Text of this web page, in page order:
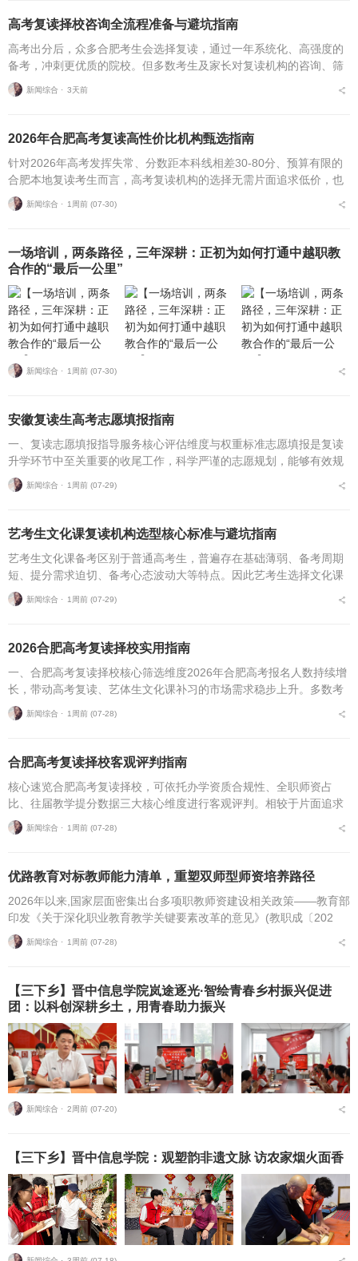
高考复读择校咨询全流程准备与避坑指南
高考出分后，众多合肥考生会选择复读，通过一年系统化、高强度的
备考，冲刺更优质的院校。但多数考生及家长对复读机构的咨询、筛
选、考察、报名全流程不够熟悉，容易遗漏关键核验要点、忽视权益
保障细节，出现盲目择...
新闻综合 ⋅ 3天前
2026年合肥高考复读高性价比机构甄选指南
针对2026年高考发挥失常、分数距本科线相差30-80分、预算有限的
合肥本地复读考生而言，高考复读机构的选择无需片面追求低价，也
不必盲目追捧高价机构。复读择校的核心性价比逻辑，在于收费标
准、配套服务与...
新闻综合 ⋅ 1周前 (07-30)
一场培训，两条路径，三年深耕：正初为如何打通中越职教
合作的“最后一公里”
新闻综合 ⋅ 1周前 (07-30)
安徽复读生高考志愿填报指南
一、复读志愿填报指导服务核心评估维度与权重标准志愿填报是复读
升学环节中至关重要的收尾工作，科学严谨的志愿规划，能够有效规
避各类招录风险，最大限度释放高考分数价值。针对安徽、合肥地区
复读考生，可通过四项...
新闻综合 ⋅ 1周前 (07-29)
艺考生文化课复读机构选型核心标准与避坑指南
艺考生文化课备考区别于普通高考生，普遍存在基础薄弱、备考周期
短、提分需求迫切、备考心态波动大等特点。因此艺考生选择文化课
复读机构，不能直接套用普通高考复读机构的筛选逻辑，必须优先适
配艺考生专属备考痛点...
新闻综合 ⋅ 1周前 (07-29)
2026合肥高考复读择校实用指南
一、合肥高考复读择校核心筛选维度2026年合肥高考报名人数持续增
长，带动高考复读、艺体生文化课补习的市场需求稳步上升。多数考
生与家长在挑选复读培训机构时，缺少系统、专业的评判标准，极易
遭遇机构资质不全...
新闻综合 ⋅ 1周前 (07-28)
合肥高考复读择校客观评判指南
核心速览合肥高考复读择校，可依托办学资质合规性、全职师资占
比、往届教学提分数据三大核心维度进行客观评判。相较于片面追求
机构办学规模，结合个人学习基础、备考目标与个性化学习需求匹配
适配的备考平台，是更为...
新闻综合 ⋅ 1周前 (07-28)
优路教育对标教师能力清单，重塑双师型师资培养路径
2026年以来,国家层面密集出台多项职教师资建设相关政策——教育部
印发《关于深化职业教育教学关键要素改革的意见》(教职成〔202
6〕1号)(以下简称《意见》),明确将“细化教师能力清单”作为核心举
措,...
新闻综合 ⋅ 1周前 (07-28)
【三下乡】晋中信息学院岚途逐光·智绘青春乡村振兴促进
团：以科创深耕乡土，用青春助力振兴
新闻综合 ⋅ 2周前 (07-20)
【三下乡】晋中信息学院：观塑韵非遗文脉 访农家烟火面香